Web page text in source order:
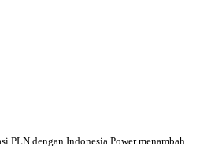
PLN dengan Indonesia Power menambah